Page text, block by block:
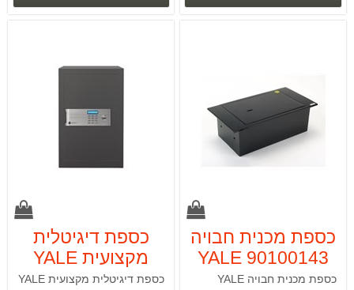
כספת מכנית חבויה
YALE 90100143
כספת מכנית חבויה YALE
כספת דיגיטלית
מקצועית YALE
90100294
כספת דיגיטלית מקצועית YALE